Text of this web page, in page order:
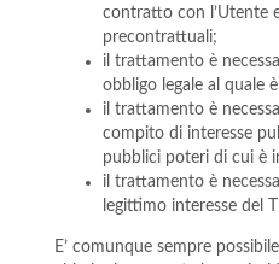
contratto con l’Utente
precontrattuali;
il trattamento è
obbligo legale al quale
il trattamento è
compito di interesse
pubblici poteri di cui è
il trattamento è
legittimo interesse del
E’ comunque sempre